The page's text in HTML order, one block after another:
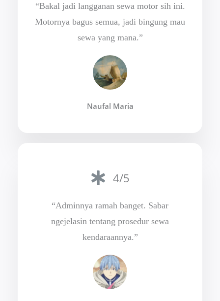
“Bakal jadi langganan sewa motor sih ini.
Motornya bagus semua, jadi bingung mau
sewa yang mana.”
Naufal Maria
4/5
“Adminnya ramah banget. Sabar
ngejelasin tentang prosedur sewa
kendaraannya.”